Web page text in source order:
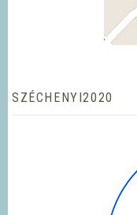
SZÉCHENYI2020